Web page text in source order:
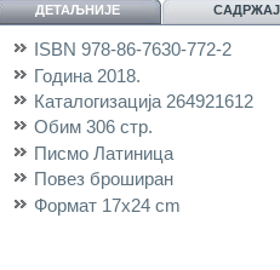
ДЕТАЉНИЈЕ САДРЖАЈ
ISBN 978-86-7630-772-2
Година 2018.
Каталогизација 264921612
Обим 306 стр.
Писмо Латиница
Повез броширан
Формат 17x24 cm